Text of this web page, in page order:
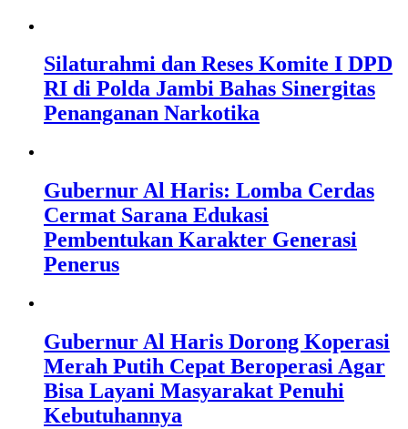
Silaturahmi dan Reses Komite I DPD
RI di Polda Jambi Bahas Sinergitas
Penanganan Narkotika
Gubernur Al Haris: Lomba Cerdas
Cermat Sarana Edukasi
Pembentukan Karakter Generasi
Penerus
Gubernur Al Haris Dorong Koperasi
Merah Putih Cepat Beroperasi Agar
Bisa Layani Masyarakat Penuhi
Kebutuhannya